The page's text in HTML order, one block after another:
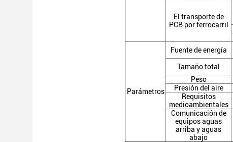
El transporte de
PCB por ferrocarril
Parámetros
Fuente de energía
Tamaño total
Peso
Presión del aire
Requisitos
medioambientales
Comunicación de
equipos aguas
arriba y aguas
abajo